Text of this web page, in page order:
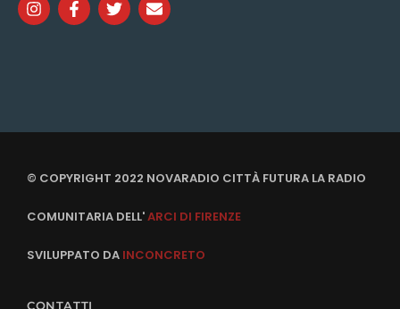
© COPYRIGHT 2022 NOVARADIO CITTÀ FUTURA LA RADIO
COMUNITARIA DELL'ARCI DI FIRENZE
SVILUPPATO DA INCONCRETO
CONTATTI